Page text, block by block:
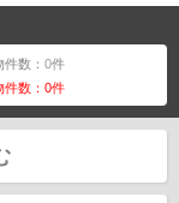
件数：0件
件数：0件